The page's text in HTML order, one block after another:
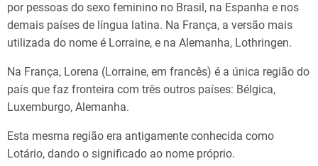
por pessoas do sexo feminino no Brasil, na Espanha e nos
demais países de língua latina. Na França, a versão mais
utilizada do nome é Lorraine, e na Alemanha, Lothringen.
Na França, Lorena (Lorraine, em francês) é a única região do
país que faz fronteira com três outros países: Bélgica,
Luxemburgo, Alemanha.
Esta mesma região era antigamente conhecida como
Lotário, dando o significado ao nome próprio.